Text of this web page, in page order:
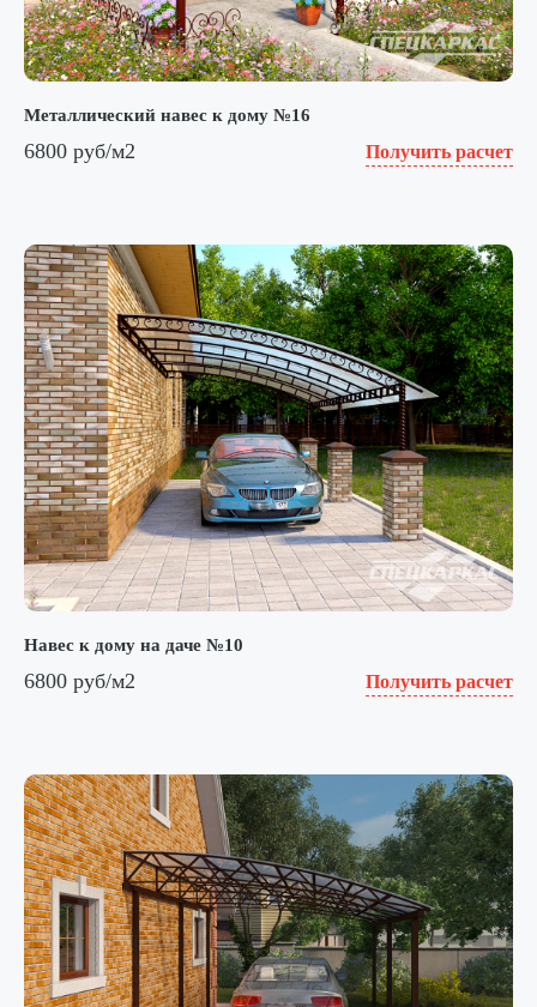
Металлический навес к дому №16
6800 руб/м2 Получить расчет
Навес к дому на даче №10
6800 руб/м2 Получить расчет